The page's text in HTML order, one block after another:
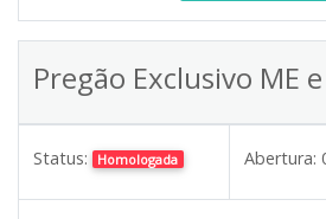
Pregão Exclusivo ME
Status: Homologada Abertura: